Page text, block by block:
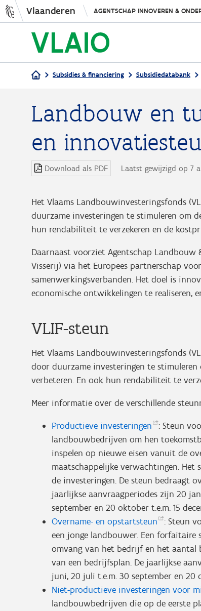
Vlaanderen AGENTSCHAP INNOVEREN &
Kruimelpad
Subsidies & financiering Subsidiedatabank
Landbouw en
en
Download als PDF Laatst gewijzigd op 7
Het Vlaams Landbouwinvesteringsfonds
duurzame investeringen te stimuleren om
hun rendabiliteit te verzekeren en de
Daarnaast voorziet Agentschap Landbouw
Visserij) via het Europees partnerschap
samenwerkingsverbanden. Het doel is
economische ontwikkelingen te realiseren,
VLIF-steun
Het Vlaams Landbouwinvesteringsfonds
door duurzame investeringen te
verbeteren. En ook hun rendabiliteit te
Meer informatie over de verschillende
Productieve investeringen
: Steun
landbouwbedrijven om hen
inspelen op nieuwe eisen vanuit de
maatschappelijke verwachtingen.
de investeringen. De steun bedraagt
jaarlijkse aanvraagperiodes zijn 20
september en 20 oktober t.e.m. 15
Overname- en opstartsteun
: Steun
een jonge landbouwer. Een forfaitaire
omvang van het bedrijf en het aantal
van een bedrijfsplan. De jaarlijkse
juni, 20 juli t.e.m. 30 september en 20
Niet-productieve investeringen voor
landbouwbedrijven die op de eerste